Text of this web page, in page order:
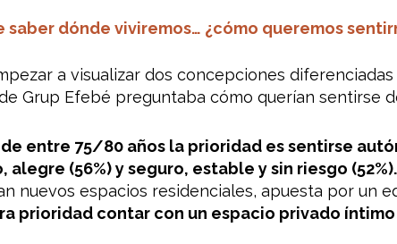
saber dónde viviremos… ¿cómo queremos
a visualizar dos concepciones
Grup Efebé preguntaba cómo querían sentirse
de entre 75/80 años la prioridad es sentirse
alegre (56%) y seguro, estable y sin riesgo (52%).
nuevos espacios residenciales, apuesta por un
prioridad contar con un espacio privado